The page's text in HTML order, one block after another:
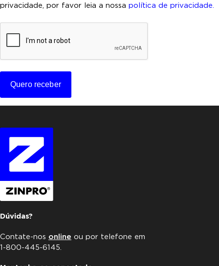
i
o
*
privacidade, por favor leia a nossa política de privacidade.
T
C
Dúvidas?
Contate-nos online ou por telefone em
1-800-445-6145.